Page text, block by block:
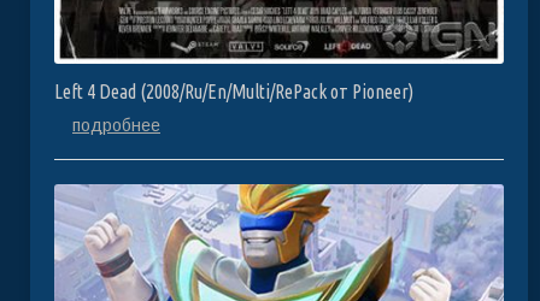
Left 4 Dead (2008/Ru/En/Multi/RePack от Pioneer)
подробнее